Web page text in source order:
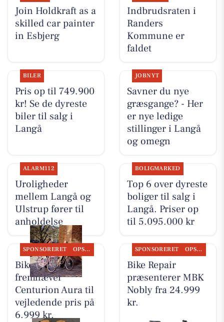
Join Holdkraft as a
skilled car painter
in Esbjerg
Indbrudsraten i
Randers
Kommune er
faldet
BILER
Pris op til 749.900
kr! Se de dyreste
biler til salg i
Langå
JOBNYT
Savner du nye
græsgange? - Her
er nye ledige
stillinger i Langå
og omegn
ALARM112
Uroligheder
mellem Langå og
Ulstrup fører til
anholdelse
BOLIGMARKED
Top 6 over dyreste
boliger til salg i
Langå. Priser op
til 5.095.000 kr
SPONSORERET OPSLAGSTAVLEN
Bike Repair
fremhæver
Centurion Aura til
vejledende pris på
6.999 kr.
SPONSORERET OPSLAGSTAVLEN
Bike Repair
præsenterer MBK
Nobly fra 24.999
kr.